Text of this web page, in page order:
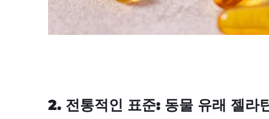
2. 전통적인 표준: 동물 유래 젤라